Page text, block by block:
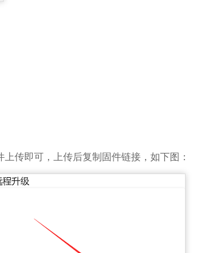
传即可，上传后复制固件链接，如下图：